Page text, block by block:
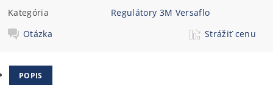
Kategória
Regulátory 3M Versaflo
Otázka
Strážiť cenu
POPIS